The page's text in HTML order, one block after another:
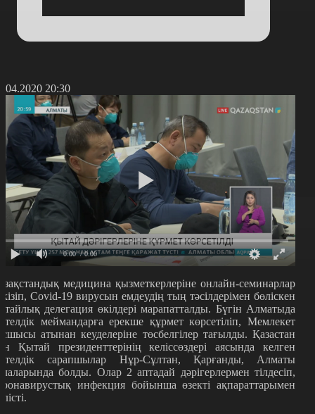
20:30
0:00 / 0:00
медицина қызметкерлеріне онлайн-семинарлар
Covid-19 вирусын емдеудің тың тәсілдерімен бөліскен
делегация өкілдері марапатталды. Бүгін Алматыда
меймандарға ерекше құрмет көрсетіліп, Мемлекет
атынан кеуделеріне төсбелгілер тағылды. Қазастан
Қытай президенттерінің келіссөздері аясында келген
сарапшылар Нұр-Сұлтан, Қарғанды, Алматы
болды. Олар 2 аптадай дәрігерлермен тілдесіп,
инфекция бойынша өзекті ақпараттарымен